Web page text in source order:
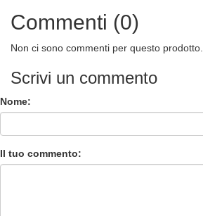
Commenti (0)
Non ci sono commenti per questo prodotto.
Scrivi un commento
Nome:
Il tuo commento: